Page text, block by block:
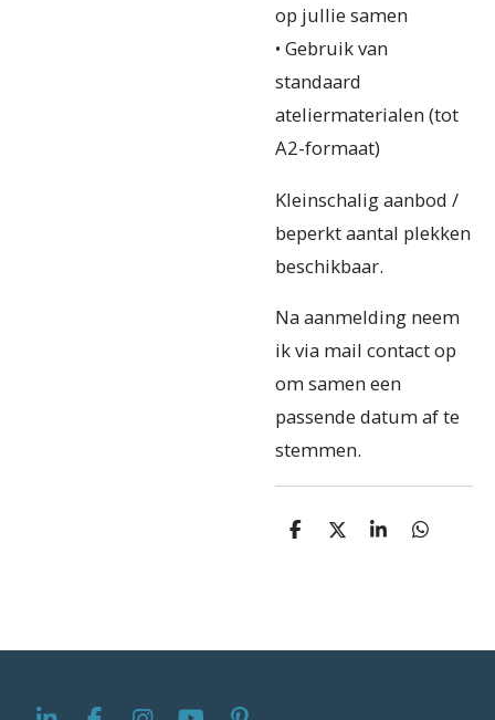
op jullie samen
• Gebruik van
standaard
ateliermaterialen (tot
A2-formaat)
Kleinschalig aanbod /
beperkt aantal plekken
beschikbaar.
Na aanmelding neem
ik via mail contact op
om samen een
passende datum af te
stemmen.
D
D
S
D